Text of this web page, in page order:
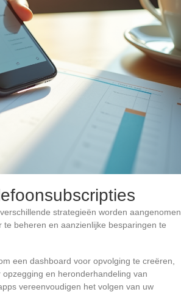
strategieën worden aangenomen.
beheren en aanzienlijke besparingen te
een dashboard voor opvolging te creëren,
en heronderhandeling van
vereenvoudigen het volgen van uw